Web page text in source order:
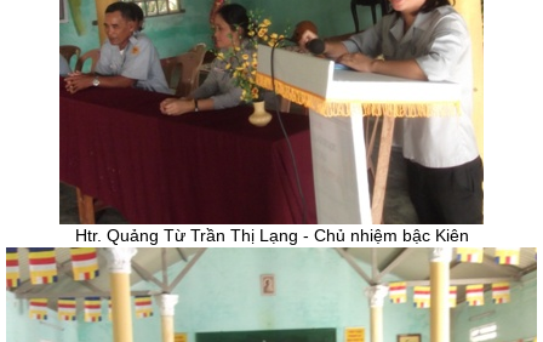
Htr. Quảng Từ Trần Thị Lạng - Chủ nhiệm bậc Kiên